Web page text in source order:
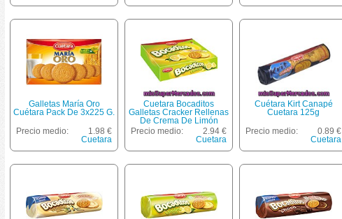
Galletas María Oro
Cuétara Pack De 3x225 G.
Precio medio:
1.98 €
Cuetara
Cuetara Bocaditos
Galletas Cracker Rellenas
De Crema De Limón
Estuche 450 G
Precio medio:
2.94 €
Cuetara
Cuétara Kirt Canapé
Cuetara 125g
Precio medio:
0.89 €
Cuetara